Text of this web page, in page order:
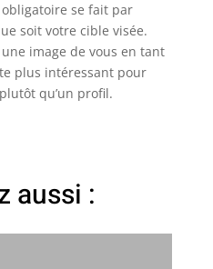
se fait par
soit votre cible visée.
image de vous en tant
plus intéressant pour
qu’un profil.
aussi :